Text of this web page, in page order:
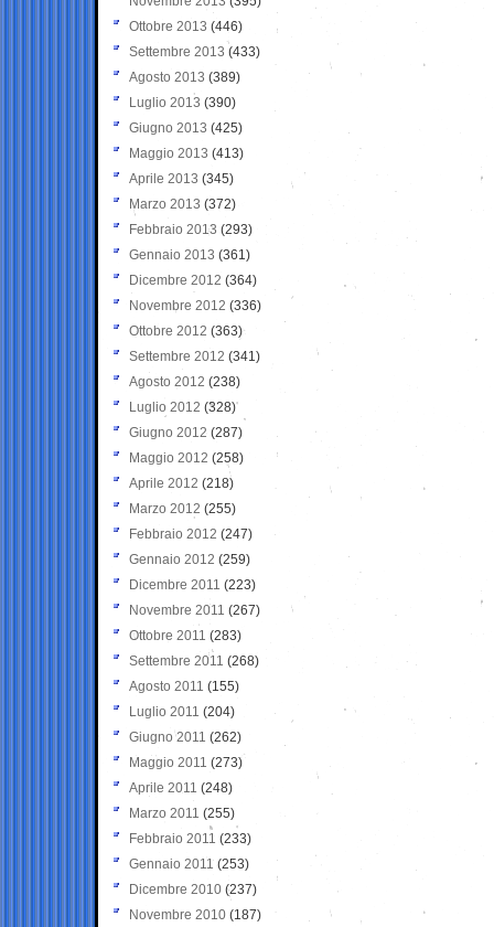
Ottobre 2013 (446)
Settembre 2013 (433)
Agosto 2013 (389)
Luglio 2013 (390)
Giugno 2013 (425)
Maggio 2013 (413)
Aprile 2013 (345)
Marzo 2013 (372)
Febbraio 2013 (293)
Gennaio 2013 (361)
Dicembre 2012 (364)
Novembre 2012 (336)
Ottobre 2012 (363)
Settembre 2012 (341)
Agosto 2012 (238)
Luglio 2012 (328)
Giugno 2012 (287)
Maggio 2012 (258)
Aprile 2012 (218)
Marzo 2012 (255)
Febbraio 2012 (247)
Gennaio 2012 (259)
Dicembre 2011 (223)
Novembre 2011 (267)
Ottobre 2011 (283)
Settembre 2011 (268)
Agosto 2011 (155)
Luglio 2011 (204)
Giugno 2011 (262)
Maggio 2011 (273)
Aprile 2011 (248)
Marzo 2011 (255)
Febbraio 2011 (233)
Gennaio 2011 (253)
Dicembre 2010 (237)
Novembre 2010 (187)